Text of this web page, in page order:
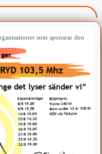
som sponsrar den